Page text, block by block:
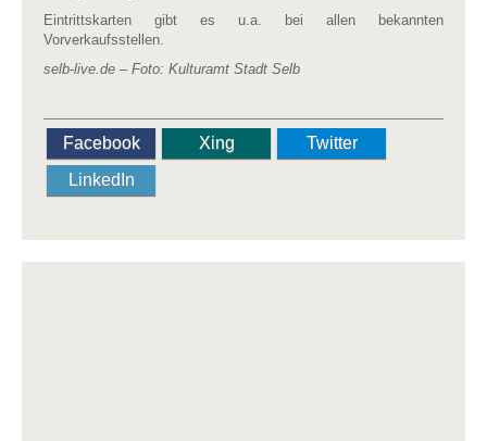
Eintrittskarten gibt es u.a. bei allen bekannten
Vorverkaufsstellen.
selb-live.de – Foto: Kulturamt Stadt Selb
Facebook Xing
Twitter
LinkedIn